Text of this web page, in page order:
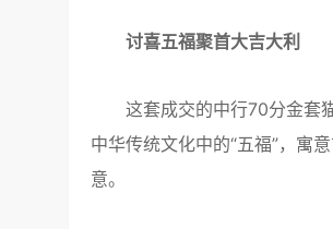
讨喜五福聚首大吉大利
这套成交的中行70分金套猫
中华传统文化中的“五福”，寓
意。